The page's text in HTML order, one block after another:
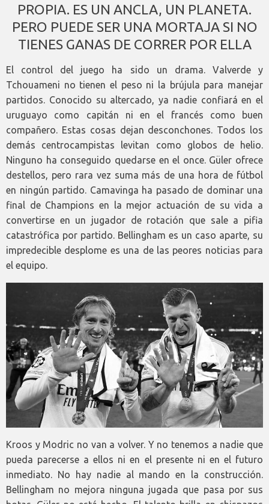
PROPIA. ES UN ANCLA, UN PLANETA.
PERO PUEDE SER UNA MORTAJA SI NO
TIENES GANAS DE CORRER POR ELLA
El control del juego ha sido un drama. Valverde y
Tchouameni no tienen el peso ni la brújula para manejar
partidos. Conocido su altercado, ya nadie confiará en el
uruguayo como capitán ni en el francés como buen
compañero. Estas cosas dejan desconchones. Todos los
demás centrocampistas levitan como globos de helio.
Ninguno ha conseguido quedarse en el once. Güler ofrece
destellos, pero rara vez suma más de una hora de fútbol
en ningún partido. Camavinga ha pasado de dominar una
final de Champions en la mejor actuación de su vida a
convertirse en un jugador de rotación que sale a pifia
catastrófica por partido. Bellingham es un caso aparte, su
impredecible desplome es una de las peores noticias para
el equipo.
Kroos y Modric no van a volver. Y no tenemos a nadie que
pueda parecerse a ellos ni en el presente ni en el futuro
inmediato. No hay nadie al mando en la construcción.
Bellingham no mejora ninguna jugada que pasa por sus